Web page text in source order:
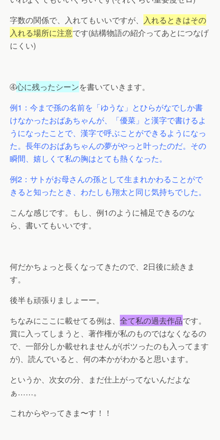
字数の関係で、入れてもいいですが、 入れるときはその
入れる場所に注意です(結構物語の紹介ってあとにつなげ
にくい)
➃心に残ったシーンを書いていきます。
例1：今まで孫の名前を「ゆうな」とひらがなでしか書
けなかったおばあちゃんが、「優菜」と漢字で書けるよ
うになったことで、漢字で呼ぶことができるようになっ
た。長年のおばあちゃんの夢がやっと叶ったのだ。その
瞬間、嬉しくて私の胸はとても熱くなった。
例2：サトがお母さんの孫として生まれかわることがで
きると知ったとき、わたしも翔太と同じ気持ちでした。
こんな感じです。もし、例1のように補足できるのな
ら、書いてもいいです。
何だかちょっと長くなってきたので、2日後に続きま
す。
後半も頑張りましょーー。
ちなみにここに載せてる例は、 全て私の過去作品です。
賞に入ってしまうと、著作権が私のものではなくなるの
で、一部分しか載せれませんが(ボツったのも入ってます
が)、読んでいると、何の本かがわかると思います。
というか、次女の分、まだ仕上がってないんだよな
ぁ……。
これからやってきま〜す！！